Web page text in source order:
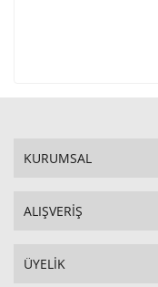
KURUMSAL
ALIŞVERİŞ
ÜYELİK